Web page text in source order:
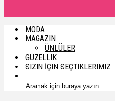
MODA
MAGAZIN
ÜNLÜLER
GÜZELLIK
SIZIN İÇIN SEÇTIKLERIMIZ